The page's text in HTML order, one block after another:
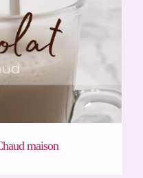
maison